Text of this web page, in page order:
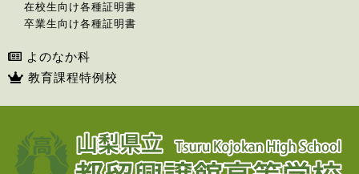
在校生向け各種証明書
卒業生向け各種証明書
よのなか科
教育課程特例校